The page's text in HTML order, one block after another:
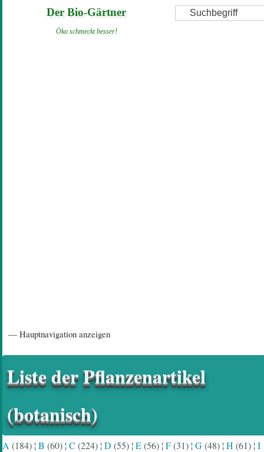
Suche
Der Bio-Gärtner
Öko schmeckt besser!
— Hauptnavigation anzeigen
Liste der Pflanzenartikel
(botanisch)
A (184) ¦ B (60) ¦ C (224) ¦ D (55) ¦ E(56) ¦ F(31) ¦ G(48) ¦ H (61) ¦ I